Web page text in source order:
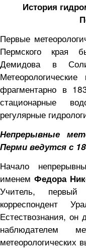
История
Первые
Пермского края
Демидова в
Метеорологические
фрагментарно в
стационарные
регулярные
Непрерывные
Перми ведутся с
Начало
именем Федора
Учитель, первый
корреспондент
Естествознания, он
наблюдателем
метеорологических